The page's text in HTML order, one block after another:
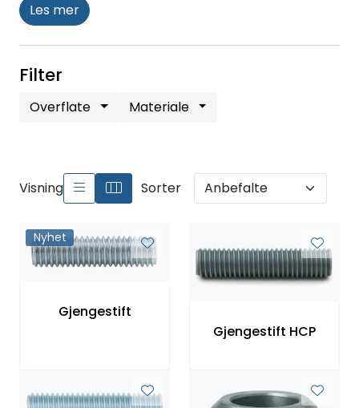
Les mer
Filter
Overflate Materiale
Visning Sorter
Nyhet
Gjengestift
Gjengestift HCP